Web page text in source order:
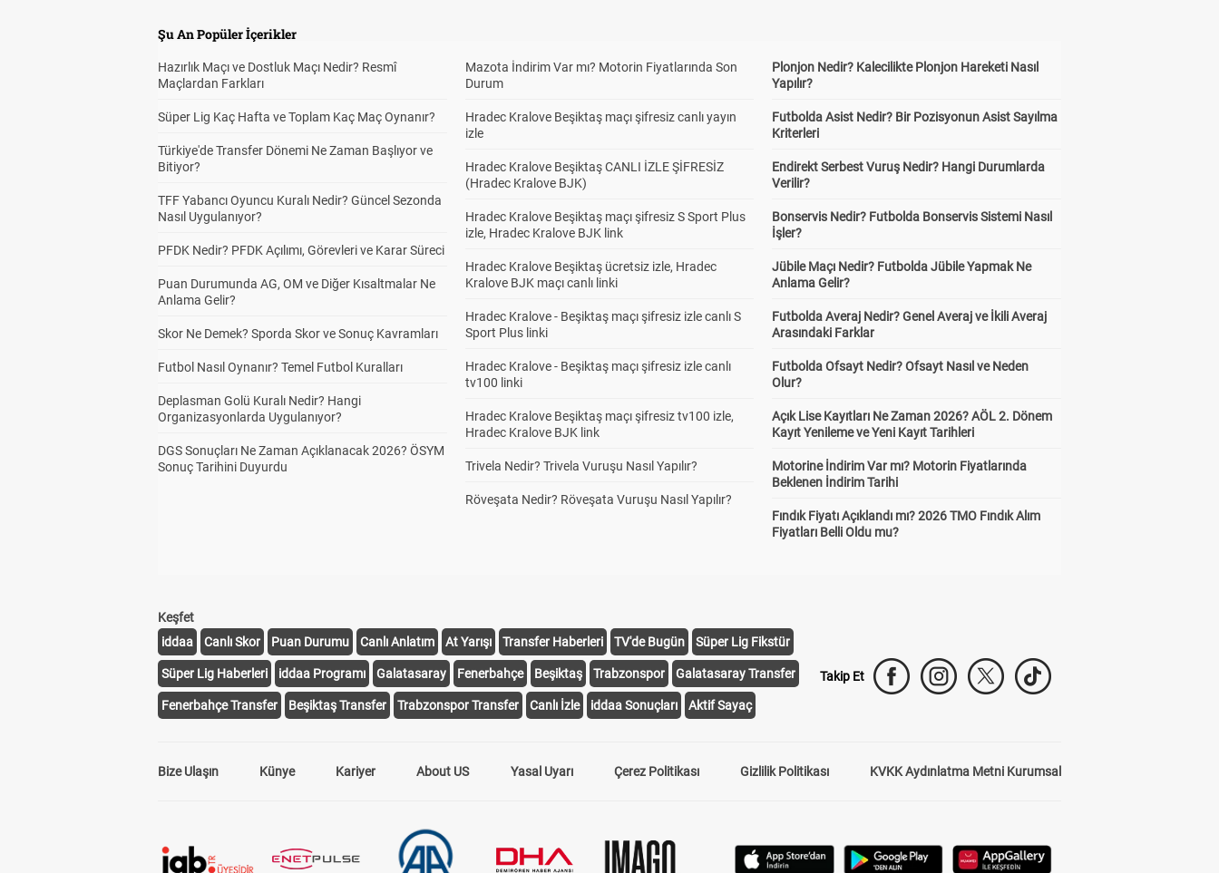
Şu An Popüler İçerikler
Hazırlık Maçı ve Dostluk Maçı Nedir? Resmî
Maçlardan Farkları
Süper Lig Kaç Hafta ve Toplam Kaç Maç Oynanır?
Türkiye'de Transfer Dönemi Ne Zaman Başlıyor ve
Bitiyor?
TFF Yabancı Oyuncu Kuralı Nedir? Güncel Sezonda
Nasıl Uygulanıyor?
PFDK Nedir? PFDK Açılımı, Görevleri ve Karar Süreci
Puan Durumunda AG, OM ve Diğer Kısaltmalar Ne
Anlama Gelir?
Skor Ne Demek? Sporda Skor ve Sonuç Kavramları
Futbol Nasıl Oynanır? Temel Futbol Kuralları
Deplasman Golü Kuralı Nedir? Hangi
Organizasyonlarda Uygulanıyor?
DGS Sonuçları Ne Zaman Açıklanacak 2026? ÖSYM
Sonuç Tarihini Duyurdu
Mazota İndirim Var mı? Motorin Fiyatlarında Son
Durum
Hradec Kralove Beşiktaş maçı şifresiz canlı yayın
izle
Hradec Kralove Beşiktaş CANLI İZLE ŞİFRESİZ
(Hradec Kralove BJK)
Hradec Kralove Beşiktaş maçı şifresiz S Sport Plus
izle, Hradec Kralove BJK link
Hradec Kralove Beşiktaş ücretsiz izle, Hradec
Kralove BJK maçı canlı linki
Hradec Kralove - Beşiktaş maçı şifresiz izle canlı S
Sport Plus linki
Hradec Kralove - Beşiktaş maçı şifresiz izle canlı
tv100 linki
Hradec Kralove Beşiktaş maçı şifresiz tv100 izle,
Hradec Kralove BJK link
Trivela Nedir? Trivela Vuruşu Nasıl Yapılır?
Röveşata Nedir? Röveşata Vuruşu Nasıl Yapılır?
Plonjon Nedir? Kalecilikte Plonjon Hareketi Nasıl
Yapılır?
Futbolda Asist Nedir? Bir Pozisyonun Asist Sayılma
Kriterleri
Endirekt Serbest Vuruş Nedir? Hangi Durumlarda
Verilir?
Bonservis Nedir? Futbolda Bonservis Sistemi Nasıl
İşler?
Jübile Maçı Nedir? Futbolda Jübile Yapmak Ne
Anlama Gelir?
Futbolda Averaj Nedir? Genel Averaj ve İkili Averaj
Arasındaki Farklar
Futbolda Ofsayt Nedir? Ofsayt Nasıl ve Neden
Olur?
Açık Lise Kayıtları Ne Zaman 2026? AÖL 2. Dönem
Kayıt Yenileme ve Yeni Kayıt Tarihleri
Motorine İndirim Var mı? Motorin Fiyatlarında
Beklenen İndirim Tarihi
Fındık Fiyatı Açıklandı mı? 2026 TMO Fındık Alım
Fiyatları Belli Oldu mu?
Keşfet
iddaa
Canlı Skor Puan Durumu Canlı Anlatım At Yarışı Transfer Haberleri TV'de Bugün Süper Lig Fikstür
Süper Lig Haberleri iddaa Programı Galatasaray Fenerbahçe Beşiktaş Trabzonspor Galatasaray Transfer
Fenerbahçe Transfer Beşiktaş Transfer Trabzonspor Transfer Canlı İzle iddaa Sonuçları Aktif Sayaç
Takip Et
Bize Ulaşın Künye Kariyer About US Yasal Uyarı Çerez Politikası Gizlilik Politikası KVKK Aydınlatma Metni Kurumsal